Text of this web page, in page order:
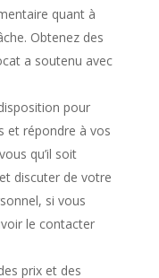
quant à
Obtenez des
a soutenu avec
pour
et répondre à vos
qu’il soit
discuter de votre
si vous
le contacter
prix et des